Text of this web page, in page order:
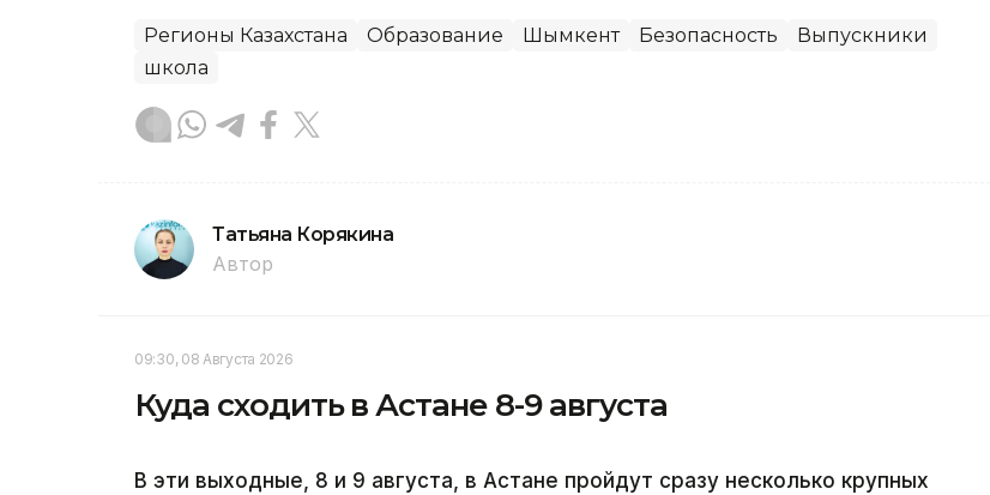
Регионы Казахстана Образование Шымкент Безопасность
Выпускники
школа
Татьяна Корякина
Автор
09:30, 08 Августа 2026
Куда сходить в Астане 8-9 августа
В эти выходные, 8 и 9 августа, в Астане пройдут сразу несколько крупных